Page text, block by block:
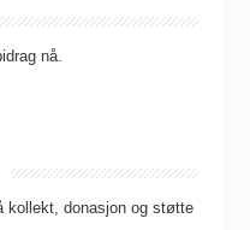
nå.
kollekt, donasjon og støtte